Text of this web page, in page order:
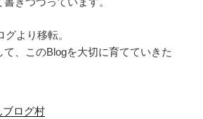
グより移転。
、このBlogを大切に育てていきた
ブログ村